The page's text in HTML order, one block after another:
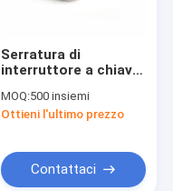
Serratura di
interruttore a chiave
sicurezza piccola per
la macchina della
MOQ:500 insiemi
Ottieni l'ultimo prezzo
Contattaci